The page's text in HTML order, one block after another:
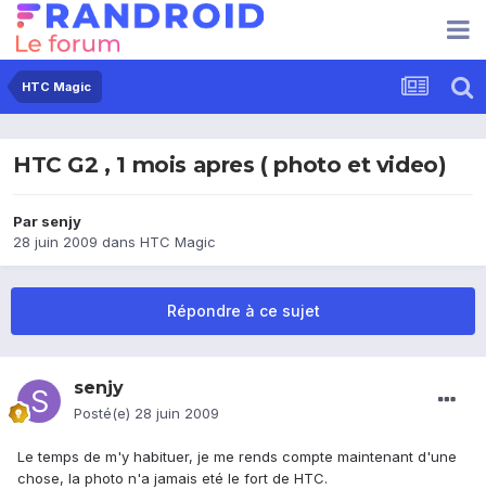
HTC Magic
HTC G2 , 1 mois apres ( photo et video)
Par senjy
28 juin 2009 dans HTC Magic
Répondre à ce sujet
senjy
Posté(e) 28 juin 2009
Le temps de m'y habituer, je me rends compte maintenant d'une
chose, la photo n'a jamais eté le fort de HTC.